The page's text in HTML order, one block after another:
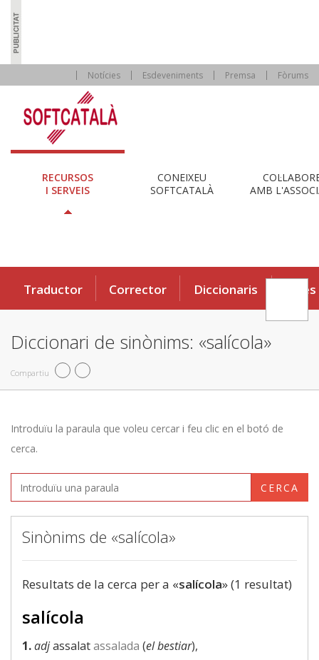
Notícies Esdeveniments Premsa Fòrums
RECURSOS
I SERVEIS
CONEIXEU
SOFTCATALÀ
AMB
Traductor Corrector Diccionaris Eines
Diccionari de sinònims: «salícola»
Compartiu
Introduïu la paraula que voleu cercar i feu clic en el botó de
cerca.
CERCA
Sinònims de «salícola»
Resultats de la cerca per a «salícola» (1 resultat)
salícola
1.adjassalatassalada (el bestiar),